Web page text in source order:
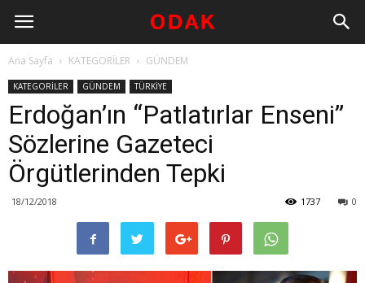
Ana Sayfa KATEGORİLER GÜNDEM
KATEGORİLER GÜNDEM TÜRKİYE
Erdoğan’ın “Patlatırlar Enseni”
Sözlerine Gazeteci
Örgütlerinden Tepki
18/12/2018 0
1737